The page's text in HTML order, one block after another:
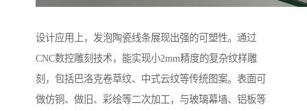
设计应用上，发泡陶瓷线条展现出强的可塑性。通过
CNC数控雕刻技术，能实现小2mm精度的复杂纹样雕
刻，包括巴洛克卷草纹、中式云纹等传统图案。表面可
做仿铜、做旧、彩绘等二次加工，与玻璃幕墙、铝板等